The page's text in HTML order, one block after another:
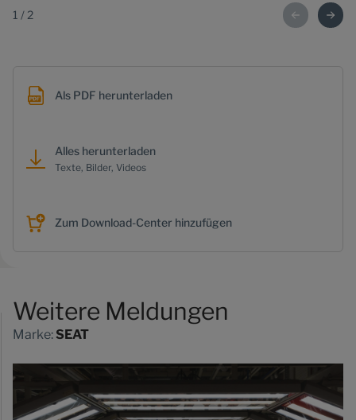
1 / 2
Als PDF herunterladen
Alles herunterladen
Texte, Bilder, Videos
Zum Download-Center hinzufügen
Weitere Meldungen
Marke: SEAT